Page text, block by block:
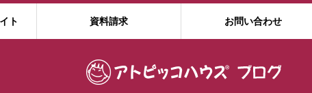
ト 資料請求 お問い合わせ